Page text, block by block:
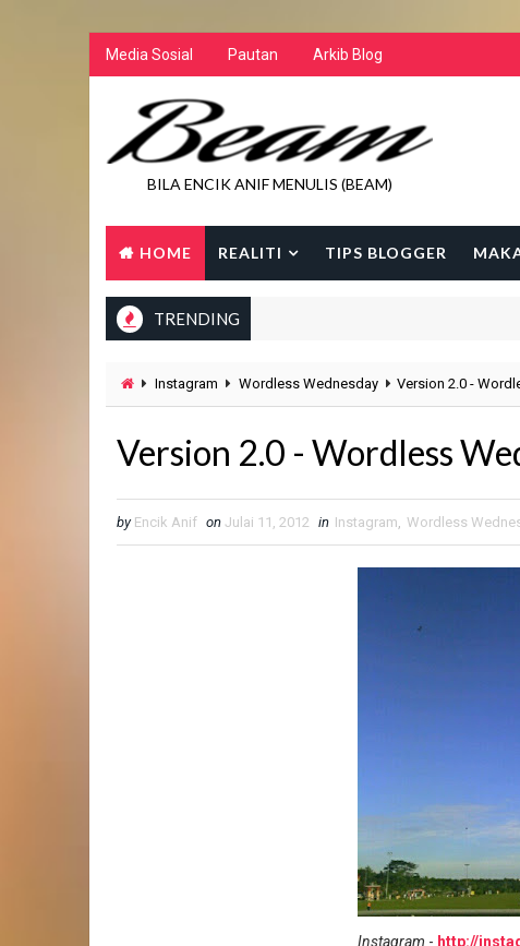
Media Sosial Pautan Arkib Blog
BILA ENCIK ANIF MENULIS (BEAM)
HOME REALITI TIPS BLOGGER
TRENDING
Instagram Wordless Wednesday Version 2.0 -
Version 2.0 - Wordless
by Encik Anif on Julai 11, 2012 in Instagram, Wordless
Instagram - http://